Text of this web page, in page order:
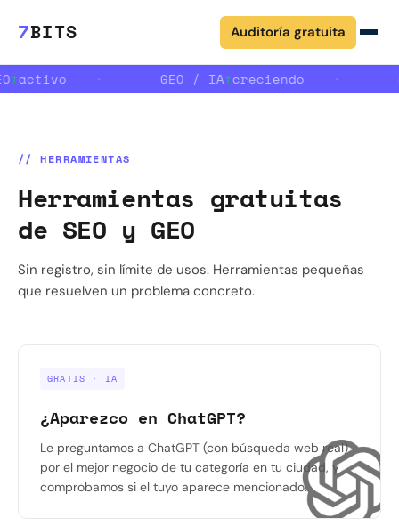
7BITS Auditoría gratuita
↑activo · GEO / IA↑creciendo ·
// HERRAMIENTAS
Herramientas gratuitas
de SEO y GEO
Sin registro, sin límite de usos. Herramientas pequeñas
que resuelven un problema concreto.
GRATIS · IA
¿Aparezco en ChatGPT?
Le preguntamos a ChatGPT (con búsqueda web real)
por el mejor negocio de tu categoría en tu ciudad, y
comprobamos si el tuyo aparece mencionado.